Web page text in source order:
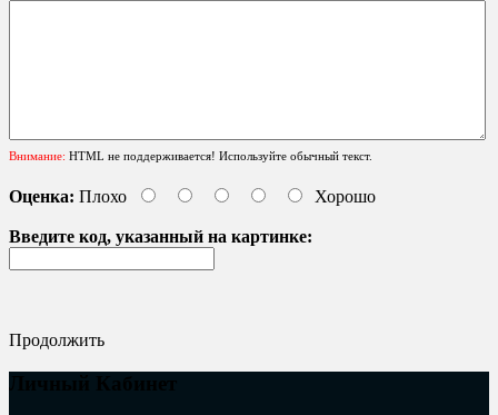
Внимание: HTML не поддерживается! Используйте обычный текст.
Оценка: Плохо Хорошо
Введите код, указанный на картинке:
Продолжить